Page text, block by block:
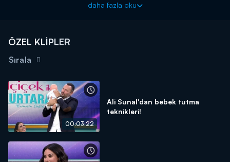
saat 07.30’da Kanal D'de!
daha fazla oku
ÖZEL KLİPLER
Sırala
00:03:22
Ali Sunal'dan bebek tutma
teknikleri!